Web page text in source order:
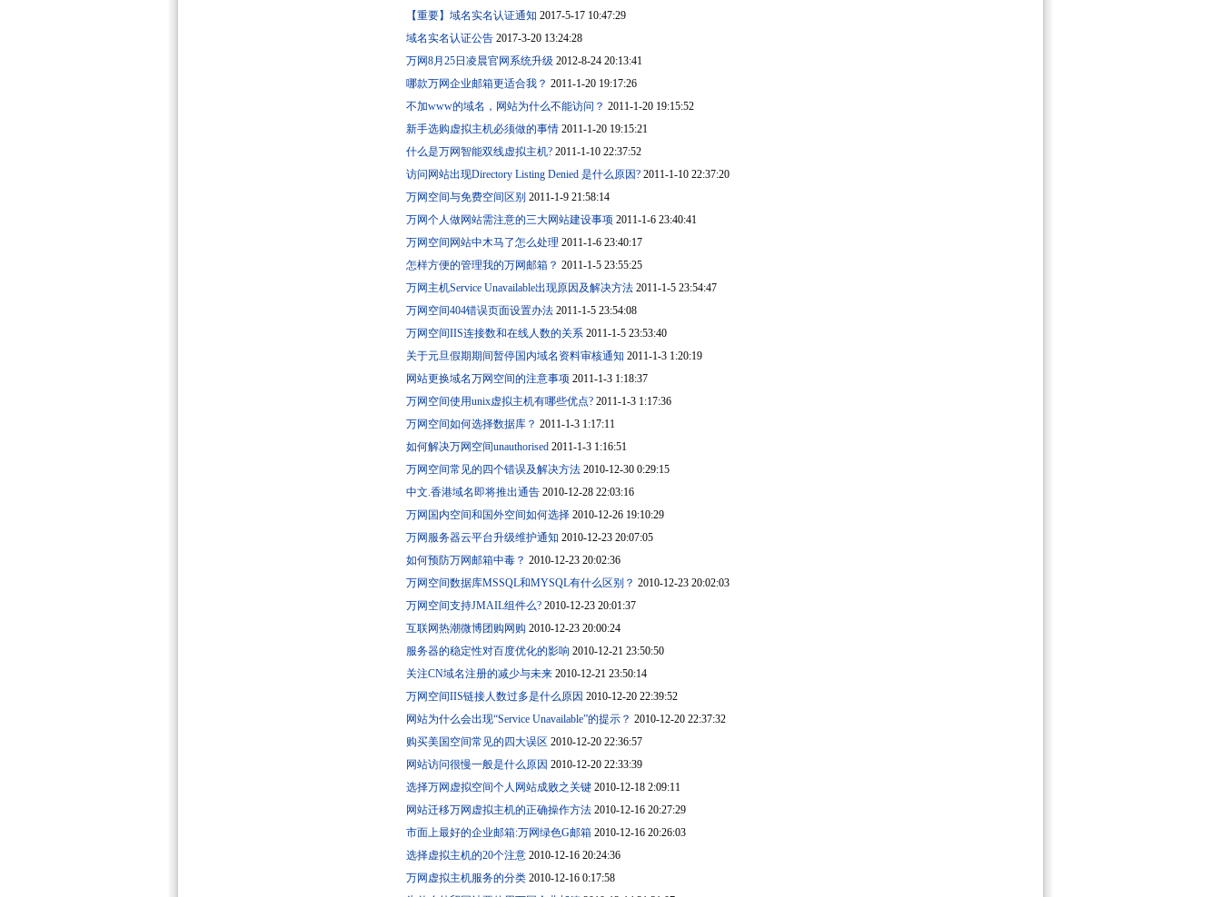
【重要】域名实名认证通知 2017-5-17 10:47:29
域名实名认证公告 2017-3-20 13:24:28
万网8月25日凌晨官网系统升级 2012-8-24 20:13:41
哪款万网企业邮箱更适合我？ 2011-1-20 19:17:26
不加www的域名，网站为什么不能访问？ 2011-1-20 19:15:52
新手选购虚拟主机必须做的事情 2011-1-20 19:15:21
什么是万网智能双线虚拟主机? 2011-1-10 22:37:52
访问网站出现Directory Listing Denied 是什么原因? 2011-1-10 22:37:20
万网空间与免费空间区别 2011-1-9 21:58:14
万网个人做网站需注意的三大网站建设事项 2011-1-6 23:40:41
万网空间网站中木马了怎么处理 2011-1-6 23:40:17
怎样方便的管理我的万网邮箱？ 2011-1-5 23:55:25
万网主机Service Unavailable出现原因及解决方法 2011-1-5 23:54:47
万网空间404错误页面设置办法 2011-1-5 23:54:08
万网空间IIS连接数和在线人数的关系 2011-1-5 23:53:40
关于元旦假期期间暂停国内域名资料审核通知 2011-1-3 1:20:19
网站更换域名万网空间的注意事项 2011-1-3 1:18:37
万网空间使用unix虚拟主机有哪些优点? 2011-1-3 1:17:36
万网空间如何选择数据库？ 2011-1-3 1:17:11
如何解决万网空间unauthorised 2011-1-3 1:16:51
万网空间常见的四个错误及解决方法 2010-12-30 0:29:15
中文.香港域名即将推出通告 2010-12-28 22:03:16
万网国内空间和国外空间如何选择 2010-12-26 19:10:29
万网服务器云平台升级维护通知 2010-12-23 20:07:05
如何预防万网邮箱中毒？ 2010-12-23 20:02:36
万网空间数据库MSSQL和MYSQL有什么区别？ 2010-12-23 20:02:03
万网空间支持JMAIL组件么? 2010-12-23 20:01:37
互联网热潮微博团购网购 2010-12-23 20:00:24
服务器的稳定性对百度优化的影响 2010-12-21 23:50:50
关注CN域名注册的减少与未来 2010-12-21 23:50:14
万网空间IIS链接人数过多是什么原因 2010-12-20 22:39:52
网站为什么会出现“Service Unavailable”的提示？ 2010-12-20 22:37:32
购买美国空间常见的四大误区 2010-12-20 22:36:57
网站访问很慢一般是什么原因 2010-12-20 22:33:39
选择万网虚拟空间个人网站成败之关键 2010-12-18 2:09:11
网站迁移万网虚拟主机的正确操作方法 2010-12-16 20:27:29
市面上最好的企业邮箱:万网绿色G邮箱 2010-12-16 20:26:03
选择虚拟主机的20个注意 2010-12-16 20:24:36
万网虚拟主机服务的分类 2010-12-16 0:17:58